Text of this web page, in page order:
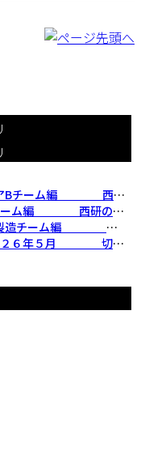
３Ｓ活動（整理・整頓・清掃
活動（整理・整頓・清掃）
Ｓ活動（整理・整頓・清掃
削工具を考える西研より